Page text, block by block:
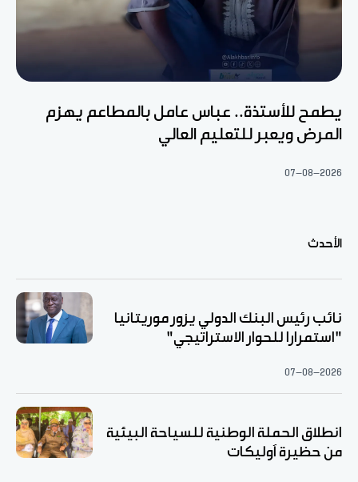
يطمح للأستذة.. عباس عامل بالمطاعم يهزم
المرض ويعبر للتعليم العالي
07-08-2026
الأحدث
نائب رئيس البنك الدولي يزور موريتانيا
"استمرارا للحوار الاستراتيجي"
07-08-2026
انطلاق الحملة الوطنية للسياحة البيئية
من حظيرة آوليكات